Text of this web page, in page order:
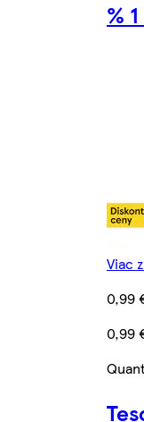
%
Viac
0,99
0,99